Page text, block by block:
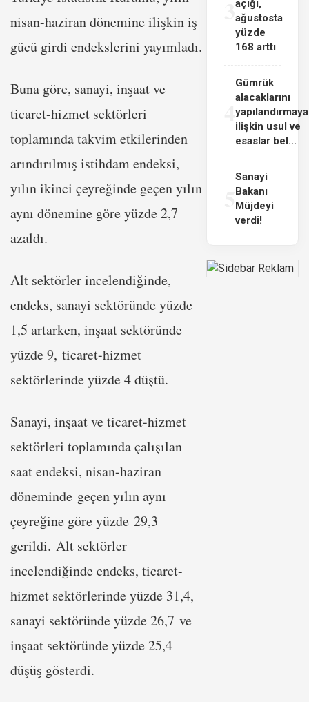
nisan-haziran dönemine ilişkin iş
gücü girdi endekslerini yayımladı.
Buna göre, sanayi, inşaat ve
ticaret-hizmet sektörleri
toplamında takvim etkilerinden
arındırılmış istihdam endeksi,
yılın ikinci çeyreğinde geçen yılın
aynı dönemine göre yüzde 2,7
azaldı.
Alt sektörler incelendiğinde,
endeks, sanayi sektöründe yüzde
1,5 artarken, inşaat sektöründe
yüzde 9, ticaret-hizmet
sektörlerinde yüzde 4 düştü.
Sanayi, inşaat ve ticaret-hizmet
sektörleri toplamında çalışılan
saat endeksi, nisan-haziran
döneminde geçen yılın aynı
çeyreğine göre yüzde 29,3
gerildi. Alt sektörler
incelendiğinde endeks, ticaret-
hizmet sektörlerinde yüzde 31,4,
sanayi sektöründe yüzde 26,7 ve
inşaat sektöründe yüzde 25,4
düşüş gösterdi.
3açığı,
ağustosta
yüzde
168 arttı
4
Gümrük
alacaklarını
yapılandırmaya
ilişkin usul ve
esaslar bel...
Sanayi
Bakanı
Müjdeyi
verdi!